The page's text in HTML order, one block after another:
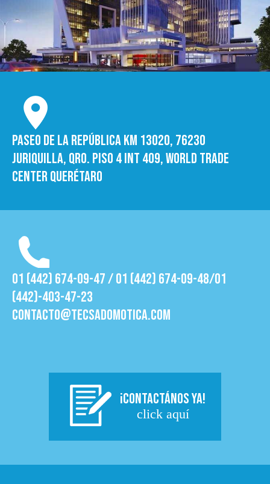
Paseo de la República Km 13020, 76230
Juriquilla, Qro. Piso 4 int 409, World trade
Center Querétaro
01 (442) 674-09-47 / 01 (442) 674-09-48/01
(442)-403-47-23
contacto@tecsadomotica.com
¡CONTACTÁNOS YA!
click aquí